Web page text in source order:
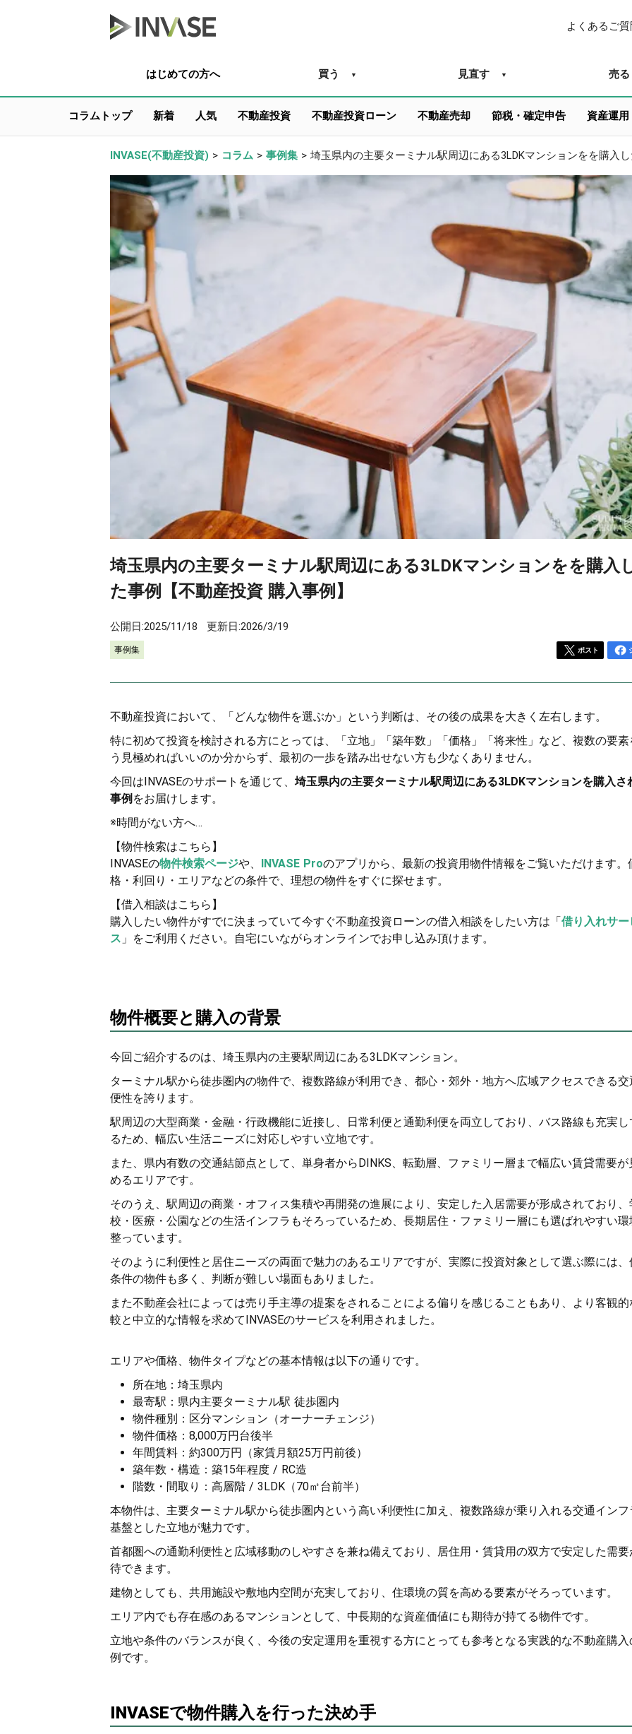
よくあるご質
はじめての方へ 買う 見直す 売る
コラムトップ 新着 人気 不動産投資 不動産投資ローン 不動産売却 節税・確定申告 資産運用
INVASE(不動産投資) > コラム > 事例集 > 埼玉県内の主要ターミナル駅周辺にある3LDKマンションをを購入
埼玉県内の主要ターミナル駅周辺にある3LDKマンションをを購入
た事例【不動産投資 購入事例】
公開日:2025/11/18 更新日:2026/3/19
事例集 ポスト
不動産投資において、「どんな物件を選ぶか」という判断は、その後の成果を大きく左右します。
特に初めて投資を検討される方にとっては、「立地」「築年数」「価格」「将来性」など、複数の要素
う見極めればいいのか分からず、最初の一歩を踏み出せない方も少なくありません。
今回はINVASEのサポートを通じて、 埼玉県内の主要ターミナル駅周辺にある3LDKマンションを購入さ
事例 をお届けします。
※時間がない方へ…
【物件検索はこちら】
INVASEの物件検索ページや、 INVASE Proのアプリから、最新の投資用物件情報をご覧いただけます。
格・利回り・エリアなどの条件で、理想の物件をすぐに探せます。
【借入相談はこちら】
購入したい物件がすでに決まっていて今すぐ不動産投資ローンの借入相談をしたい方は「借り入れサー
ス 」をご利用ください。自宅にいながらオンラインでお申し込み頂けます。
物件概要と購入の背景
今回ご紹介するのは、埼玉県内の主要駅周辺にある3LDKマンション。
ターミナル駅から徒歩圏内の物件で、複数路線が利用でき、都心・郊外・地方へ広域アクセスできる交
便性を誇ります。
駅周辺の大型商業・金融・行政機能に近接し、日常利便と通勤利便を両立しており、バス路線も充実し
るため、幅広い生活ニーズに対応しやすい立地です。
また、県内有数の交通結節点として、単身者からDINKS、転勤層、ファミリー層まで幅広い賃貸需要が
めるエリアです。
そのうえ、駅周辺の商業・オフィス集積や再開発の進展により、安定した入居需要が形成されており、
校・医療・公園などの生活インフラもそろっているため、長期居住・ファミリー層にも選ばれやすい環
整っています。
そのように利便性と居住ニーズの両面で魅力のあるエリアですが、実際に投資対象として選ぶ際には、
条件の物件も多く、判断が難しい場面もありました。
また不動産会社によっては売り手主導の提案をされることによる偏りを感じることもあり、より客観的
較と中立的な情報を求めてINVASEのサービスを利用されました。
エリアや価格、物件タイプなどの基本情報は以下の通りです。
所在地：埼玉県内
最寄駅：県内主要ターミナル駅 徒歩圏内
物件種別：区分マンション（オーナーチェンジ）
物件価格：8,000万円台後半
年間賃料：約300万円（家賃月額25万円前後）
築年数・構造：築15年程度 / RC造
階数・間取り：高層階 / 3LDK（70㎡台前半）
本物件は、主要ターミナル駅から徒歩圏内という高い利便性に加え、複数路線が乗り入れる交通インフ
基盤とした立地が魅力です。
首都圏への通勤利便性と広域移動のしやすさを兼ね備えており、居住用・賃貸用の双方で安定した需要
待できます。
建物としても、共用施設や敷地内空間が充実しており、住環境の質を高める要素がそろっています。
エリア内でも存在感のあるマンションとして、中長期的な資産価値にも期待が持てる物件です。
立地や条件のバランスが良く、今後の安定運用を重視する方にとっても参考となる実践的な不動産購入
例です。
INVASEで物件購入を行った決め手